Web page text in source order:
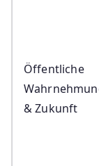
Öffentliche
& Zukunft